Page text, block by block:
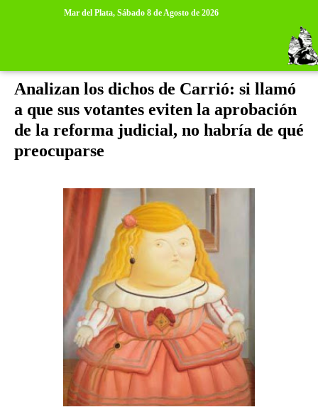
Mar del Plata, Sábado 8 de Agosto de 2026
Analizan los dichos de Carrió: si llamó
a que sus votantes eviten la aprobación
de la reforma judicial, no habría de qué
preocuparse